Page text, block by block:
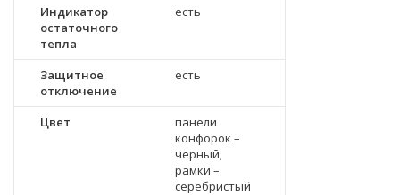
Индикатор
остаточного
тепла
есть
Защитное
отключение
есть
Цвет
панели
конфорок –
черный;
рамки –
серебристый